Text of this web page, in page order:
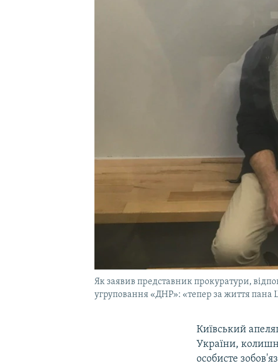
Як заявив представник прокуратури,
угруповання «ДНР»: «тепер за життя пана
Київський
України,
особисте